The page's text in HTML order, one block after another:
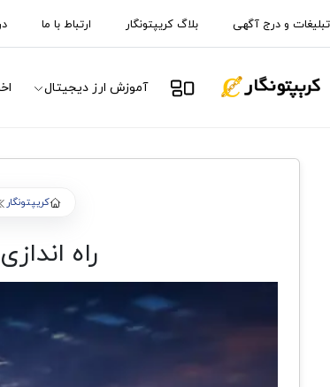
تبلیغات و درج آگهی بلاگ کریپتونگار ارتباط با ما
آموزش ارز دیجیتال
کریپتونگار
راه اندازی JPM Coin روی بلاکچین کانتون و آینده پرداخت های نهادی